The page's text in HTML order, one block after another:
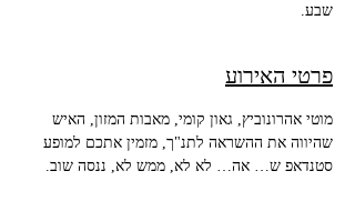
שבע.
פרטי האירוע
מוטי אהרונוביץ, גאון קומי, מאבות המזון, האיש
שהיווה את ההשראה לתנ"ך, מזמין אתכם למופע
סטנדאפ ש… אה… לא לא, ממש לא, ננסה שוב.